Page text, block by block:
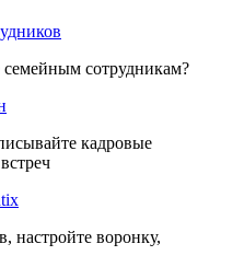
семейным сотрудникам?
кадровые
настройте воронку,